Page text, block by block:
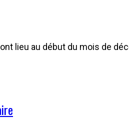
lieu au début du mois de